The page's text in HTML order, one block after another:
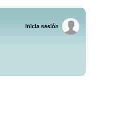
Inicia sesión